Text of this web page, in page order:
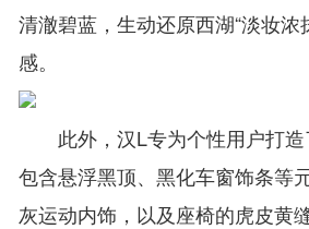
清澈碧蓝，生动还原西湖“淡妆浓
感。
此外，汉L专为个性用户打造
包含悬浮黑顶、黑化车窗饰条等
灰运动内饰，以及座椅的虎皮黄